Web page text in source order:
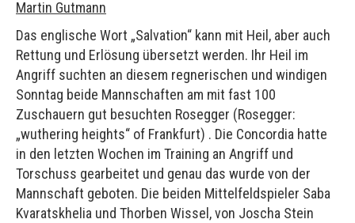
Martin Gutmann
Das englische Wort „Salvation“ kann mit Heil, aber auch
Rettung und Erlösung übersetzt werden. Ihr Heil im
Angriff suchten an diesem regnerischen und windigen
Sonntag beide Mannschaften am mit fast 100
Zuschauern gut besuchten Rosegger (Rosegger:
„wuthering heights“ of Frankfurt) . Die Concordia hatte
in den letzten Wochen im Training an Angriff und
Torschuss gearbeitet und genau das wurde von der
Mannschaft geboten. Die beiden Mittelfeldspieler Saba
Kvaratskhelia und Thorben Wissel, von Joscha Stein